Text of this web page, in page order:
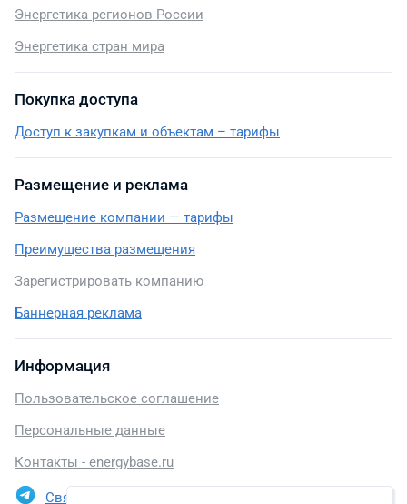
Энергетика регионов России
Энергетика стран мира
Покупка доступа
Доступ к закупкам и объектам – тарифы
Размещение и реклама
Размещение компании — тарифы
Преимущества размещения
Зарегистрировать компанию
Баннерная реклама
Информация
Пользовательское соглашение
Персональные данные
Контакты - energybase.ru
Связаться в Telegram